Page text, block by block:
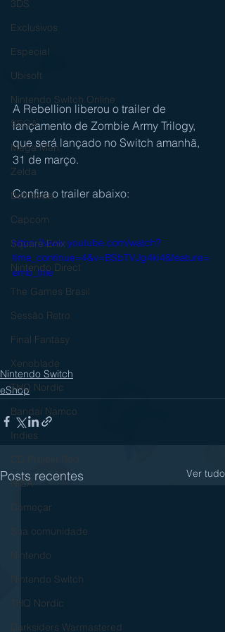
3DS
Exclusivos
Especial
Ubisoft
Nintendo Switch Online
SEGA
Mega Man
Zelda
Bethesda
Capcom
Square Enix
Nintendo Direct
The Games Brasil
Sessão Retro
Final Fantasy
Xenoblade
THQ Nordic
Bandai Namco
Indies
NISA
Começar
Sua comunidade
Nintendo
Nintendo Switch
THQ Nordic
Darksiders Warmastered
A Rebellion liberou o trailer de
lançamento de Zombie Army Trilogy,
que será lançado no Switch amanhã,
31 de março.
Confira o trailer abaixo:
https://www.youtube.com/watch?
time_continue=4&v=BSbTVJg4ki4&feature=
emb_title
Nintendo Switch
eShop
Posts recentes Ver tudo